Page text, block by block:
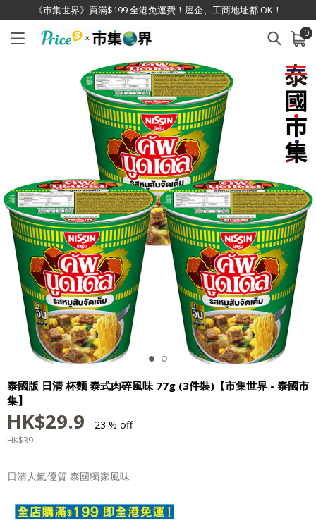
《市集世界》買滿$199 全港免運費！屋企、工商地址都 OK！
0
已加入購物車 查看
泰國版 日清 杯麵 泰式肉碎風味 77g (3件裝)【市集世界 - 泰國市
集】
HK$29.9 23 % off
HK$39
日清人氣優質 泰國獨家風味